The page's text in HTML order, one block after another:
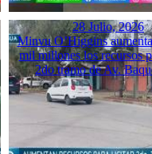
28 Julio, 2026
Minvu O’Higgins
mil millones los recursos
2do tramo de Av.